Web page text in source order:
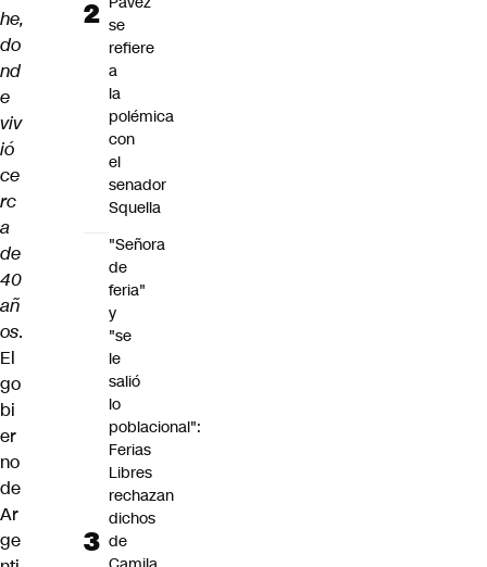
he,
do
nd
e
viv
ió
ce
rc
a
de
40
añ
os.
El
go
bi
er
no
de
Ar
ge
se
refiere
a
la
polémica
con
el
senador
Squella
"Señora
de
feria"
y
"se
le
salió
lo
poblacional":
Ferias
Libres
rechazan
dichos
de